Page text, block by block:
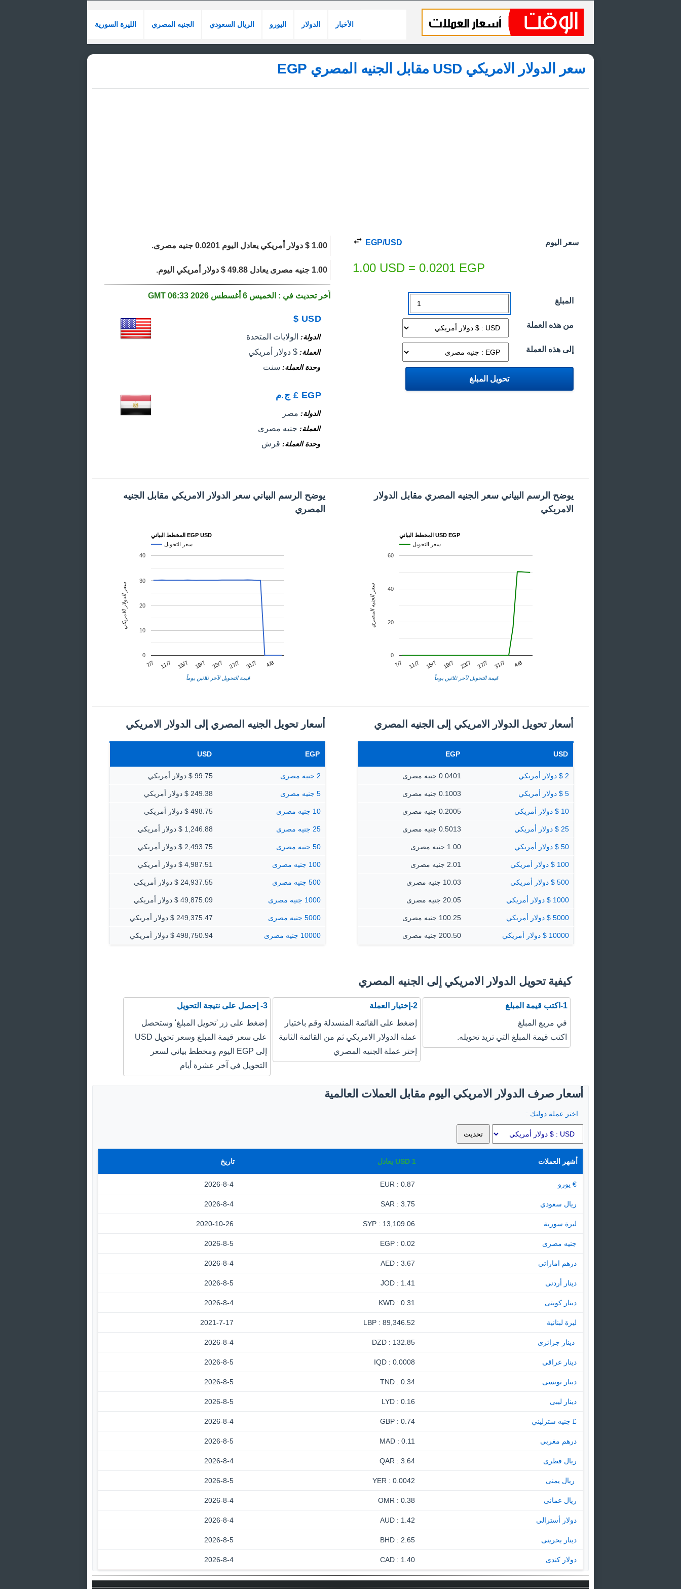
الليرة السورية الجنيه المصري الريال السعودي اليورو الدولار الأخبار
سعر الدولار الامريكي USD مقابل الجنيه المصري EGP
سعر اليوم EGP/USD
1.00 USD = 0.0201 EGP
المبلغ
من هذه العملة
إلى هذه العملة
1.00 $ دولار أمريكي يعادل اليوم 0.0201 جنيه مصرى.
1.00 جنيه مصرى يعادل 49.88 $ دولار أمريكي اليوم.
آخر تحديث في : الخميس 6 أغسطس 2026 06:33 GMT
USD
$
الدولة الولايات المتحدة
العملة $ دولار أمريكي
وحدة العملة سنت
EGP
£ ج.م
الدولة مصر
العملة جنيه مصرى
وحدة العملة قرش
يوضح الرسم البياني سعر الجنيه المصري مقابل الدولار
الامريكي
المخطط البياني USD EGP
سعر التحويل
7/7 11/7 15/7 19/7 23/7 27/7 31/7 4/8
0
20
40
60
قيمة التحويل لآخر ثلاثين يوماً
سعر الجنيه المصري
يوضح الرسم البياني سعر الدولار الامريكي مقابل الجنيه
المصري
المخطط البياني EGP USD
سعر التحويل
7/7 11/7 15/7 19/7 23/7 27/7 31/7 4/8
0
10
20
30
40
قيمة التحويل لآخر ثلاثين يوماً
سعر الدولار الامريكي
أسعار تحويل الدولار الامريكي إلى الجنيه المصري
USD
EGP
2 $ دولار أمريكي 0.0401 جنيه مصرى
5 $ دولار أمريكي 0.1003 جنيه مصرى
10 $ دولار أمريكي 0.2005 جنيه مصرى
25 $ دولار أمريكي 0.5013 جنيه مصرى
50 $ دولار أمريكي 1.00 جنيه مصرى
100 $ دولار أمريكي 2.01 جنيه مصرى
500 $ دولار أمريكي 10.03 جنيه مصرى
1000 $ دولار أمريكي 20.05 جنيه مصرى
5000 $ دولار أمريكي 100.25 جنيه مصرى
10000 $ دولار أمريكي 200.50 جنيه مصرى
أسعار تحويل الجنيه المصري إلى الدولار الامريكي
EGP
USD
2 جنيه مصرى 99.75 $ دولار أمريكي
5 جنيه مصرى 249.38 $ دولار أمريكي
10 جنيه مصرى 498.75 $ دولار أمريكي
25 جنيه مصرى 1,246.88 $ دولار أمريكي
50 جنيه مصرى 2,493.75 $ دولار أمريكي
100 جنيه مصرى 4,987.51 $ دولار أمريكي
500 جنيه مصرى 24,937.55 $ دولار أمريكي
1000 جنيه مصرى 49,875.09 $ دولار أمريكي
5000 جنيه مصرى 249,375.47 $ دولار أمريكي
10000 جنيه مصرى 498,750.94 $ دولار أمريكي
كيفية تحويل الدولار الامريكي إلى الجنيه المصري
1-اكتب قيمة المبلغ
في مربع المبلغ
اكتب قيمة المبلغ التي تريد تحويله.
2-إختيار العملة
إضغط على القائمة المنسدلة وقم باختيار
عملة الدولار الامريكي ثم من القائمة الثانية
إختر عملة الجنيه المصري
3- إحصل على نتيجة التحويل
إضغط على زر 'تحويل المبلغ' وستحصل
على سعر قيمة المبلغ وسعر تحويل USD
إلى EGP اليوم ومخطط بياني لسعر
التحويل في آخر عشرة أيام
أسعار صرف الدولار الامريكي اليوم مقابل العملات العالمية
اختر عملة دولتك :
أشهر العملات 1
USD يعادل تاريخ
€ يورو 0.87 : EUR
2026-8-4
ريال سعودي 3.75 : SAR
2026-8-4
ليرة سورية 13,109.06 : SYP
2020-10-26
جنيه مصرى 0.02 : EGP
2026-8-5
درهم اماراتى 3.67 : AED
2026-8-4
دينار أردنى 1.41 : JOD
2026-8-5
دينار كويتى 0.31 : KWD
2026-8-4
ليرة لبنانية 89,346.52 : LBP
2021-7-17
‏ دينار جزائرى 132.85 : DZD
2026-8-4
دينار عراقى 0.0008 : IQD
2026-8-5
دينار تونسى 0.34 : TND
2026-8-5
دينار ليبى 0.16 : LYD
2026-8-5
£ جنيه سترليني 0.74 : GBP
2026-8-4
درهم مغربى 0.11 : MAD
2026-8-5
ريال قطرى 3.64 : QAR
2026-8-4
‏ ريال يمنى 0.0042 : YER
2026-8-5
ريال عمانى 0.38 : OMR
2026-8-4
دولار أسترالى 1.42 : AUD
2026-8-4
دينار بحرينى 2.65 : BHD
2026-8-5
دولار كندى 1.40 : CAD
2026-8-4